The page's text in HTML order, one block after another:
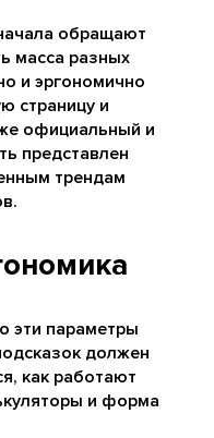
обращают
масса разных
и эргономично
страницу и
официальный и
представлен
трендам
эти параметры
должен
как работают
и форма